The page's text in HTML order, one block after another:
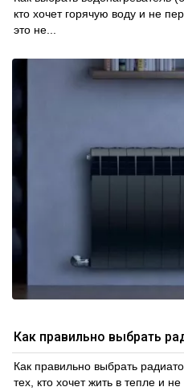
кто хочет горячую воду и не
это не...
Как правильно выбрать
Как правильно выбрать
тех, кто хочет жить в тепле и